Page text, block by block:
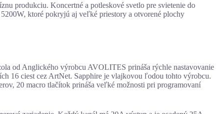
produkciu. Koncertné a potleskové svetlo pre svietenie do
ktoré pokryjú aj veľké priestory a otvorené plochy
od Anglického výrobcu AVOLITES prináša rýchle nastavovanie
16 ciest cez ArtNet. Sapphire je vlajkovou ľodou tohto výrobcu.
20 macro tlačítok prináša veľké možnosti pri programovaní